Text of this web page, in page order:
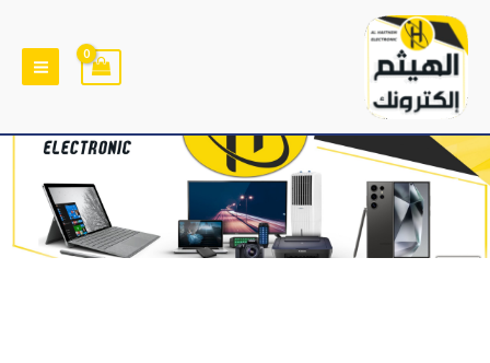
تخطي
المحتوى